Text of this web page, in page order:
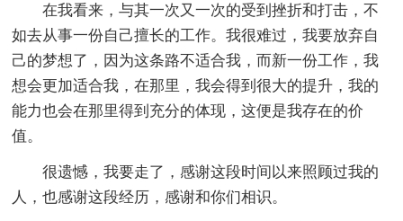
在我看来，与其一次又一次的受到挫折和打击，不
如去从事一份自己擅长的工作。我很难过，我要放弃自
己的梦想了，因为这条路不适合我，而新一份工作，我
想会更加适合我，在那里，我会得到很大的提升，我的
能力也会在那里得到充分的体现，这便是我存在的价
值。
很遗憾，我要走了，感谢这段时间以来照顾过我的
人，也感谢这段经历，感谢和你们相识。